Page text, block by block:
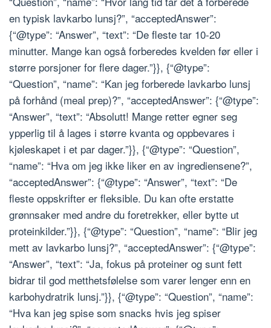
en typisk lavkarbo lunsj?”, “acceptedAnswer”:
{“@type”: “Answer”, “text”: “De fleste tar 10-20
minutter. Mange kan også forberedes kvelden før eller i
større porsjoner for flere dager.”}}, {“@type”:
“Question”, “name”: “Kan jeg forberede lavkarbo lunsj
på forhånd (meal prep)?”, “acceptedAnswer”: {“@type”:
“Answer”, “text”: “Absolutt! Mange retter egner seg
ypperlig til å lages i større kvanta og oppbevares i
kjøleskapet i et par dager.”}}, {“@type”: “Question”,
“name”: “Hva om jeg ikke liker en av ingrediensene?”,
“acceptedAnswer”: {“@type”: “Answer”, “text”: “De
fleste oppskrifter er fleksible. Du kan ofte erstatte
grønnsaker med andre du foretrekker, eller bytte ut
proteinkilder.”}}, {“@type”: “Question”, “name”: “Blir jeg
mett av lavkarbo lunsj?”, “acceptedAnswer”: {“@type”:
“Answer”, “text”: “Ja, fokus på proteiner og sunt fett
bidrar til god metthetsfølelse som varer lenger enn en
karbohydratrik lunsj.”}}, {“@type”: “Question”, “name”:
“Hva kan jeg spise som snacks hvis jeg spiser